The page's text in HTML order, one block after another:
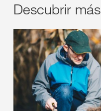
Descubrir más